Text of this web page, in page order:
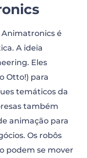
é
A ideia
Eles
Otto!) para
temáticos da
também
animação para
Os robôs
podem se mover